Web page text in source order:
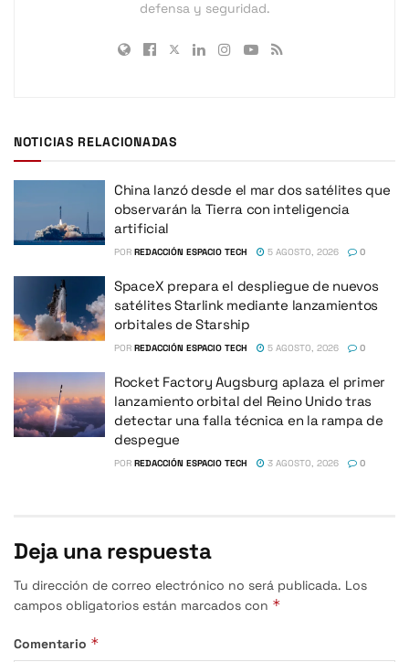
defensa y seguridad.
NOTICIAS RELACIONADAS
China lanzó desde el mar dos satélites que
observarán la Tierra con inteligencia
artificial
POR REDACCIÓN ESPACIO TECH 5 AGOSTO, 2026 0
SpaceX prepara el despliegue de nuevos
satélites Starlink mediante lanzamientos
orbitales de Starship
POR REDACCIÓN ESPACIO TECH 5 AGOSTO, 2026 0
Rocket Factory Augsburg aplaza el primer
lanzamiento orbital del Reino Unido tras
detectar una falla técnica en la rampa de
despegue
POR REDACCIÓN ESPACIO TECH 3 AGOSTO, 2026 0
Deja una respuesta
Tu dirección de correo electrónico no será publicada. Los
campos obligatorios están marcados con *
Comentario *